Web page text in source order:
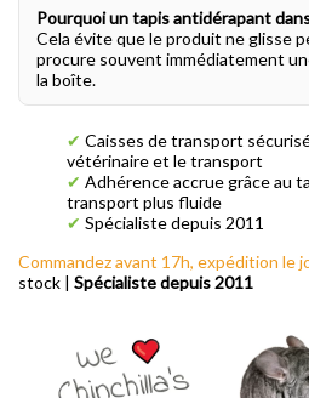
Pourquoi un tapis antidérapant
Cela évite que le produit ne glisse
procure souvent immédiatement
la boîte.
✔ Caisses de transport
vétérinaire et le transport
✔ Adhérence accrue grâce au
transport plus fluide
✔ Spécialiste depuis 2011
Commandez avant 17h, expédition le
stock | Spécialiste depuis 2011